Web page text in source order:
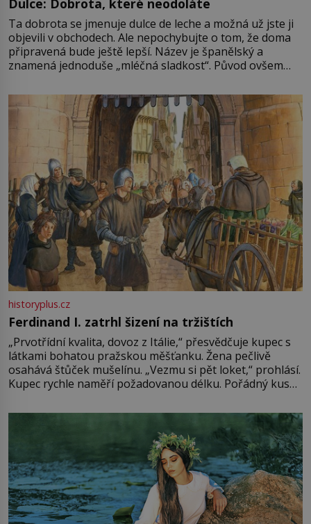
Dulce: Dobrota, které neodoláte
Ta dobrota se jmenuje dulce de leche a možná už jste ji
objevili v obchodech. Ale nepochybujte o tom, že doma
připravená bude ještě lepší. Název je španělský a
znamená jednoduše „mléčná sladkost“. Původ ovšem
pře hned několik latinskoamerických zemí a k tomu
Francie, kde se traduje,
historyplus.cz
Ferdinand I. zatrhl šizení na tržištích
„Prvotřídní kvalita, dovoz z Itálie,“ přesvědčuje kupec s
látkami bohatou pražskou měšťanku. Žena pečlivě
osahává štůček mušelínu. „Vezmu si pět loket,“ prohlásí.
Kupec rychle naměří požadovanou délku. Pořádný kus
milostpaní. Stačí jenom na sukni,“ zhodnotí švadlena
množství růžového mušelínu. „Ošidili vás, podívejte.“